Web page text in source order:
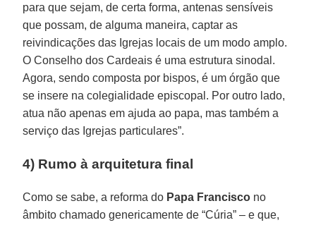
para que sejam, de certa forma, antenas sensíveis
que possam, de alguma maneira, captar as
reivindicações das Igrejas locais de um modo amplo.
O Conselho dos Cardeais é uma estrutura sinodal.
Agora, sendo composta por bispos, é um órgão que
se insere na colegialidade episcopal. Por outro lado,
atua não apenas em ajuda ao papa, mas também a
serviço das Igrejas particulares”.
4) Rumo à arquitetura final
Como se sabe, a reforma do Papa Francisco no
âmbito chamado genericamente de “Cúria” – e que,